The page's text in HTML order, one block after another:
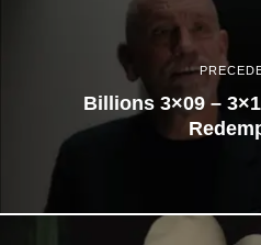
Billions 3×09 –